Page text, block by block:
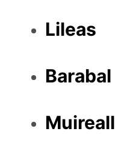
Lileas
Barabal
Muireall